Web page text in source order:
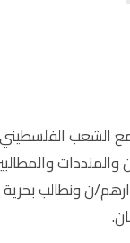
الشعب
والمنددات
ن ونطالب